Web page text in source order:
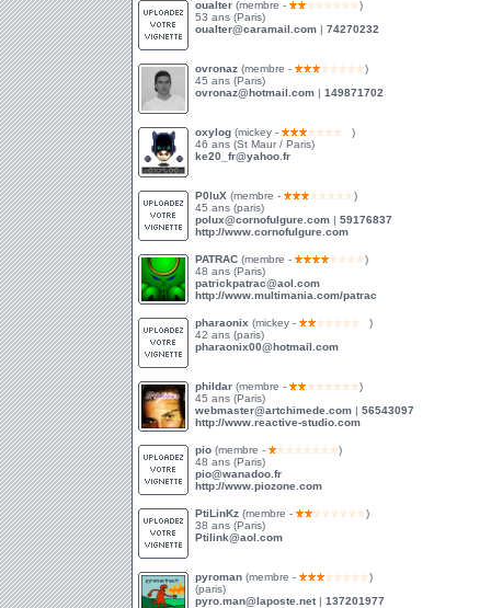
oualter (membre -
)
53 ans (Paris)
oualter@caramail.com | 74270232
ovronaz (membre -
)
45 ans (Paris)
ovronaz@hotmail.com | 149871702
oxylog (mickey -
)
46 ans (St Maur / Paris)
ke20_fr@yahoo.fr
P0luX (membre -
)
45 ans (paris)
polux@cornofulgure.com | 59176837
http://www.cornofulgure.com
PATRAC (membre -
)
48 ans (Paris)
patrickpatrac@aol.com
http://www.multimania.com/patrac
pharaonix (mickey -
)
42 ans (paris)
pharaonix00@hotmail.com
phildar (membre -
)
45 ans (Paris)
webmaster@artchimede.com | 56543097
http://www.reactive-studio.com
pio (membre -
)
48 ans (Paris)
pio@wanadoo.fr
http://www.piozone.com
PtiLinKz (membre -
)
38 ans (Paris)
Ptilink@aol.com
pyroman (membre -
)
(paris)
pyro.man@laposte.net| 137201977